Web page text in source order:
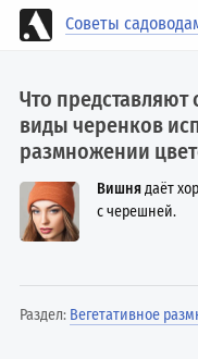
Советы
Что
виды черенков
размножении
Вишнядаёт
с черешней.
Раздел: Вегетативное